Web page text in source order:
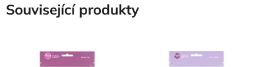
Související produkty